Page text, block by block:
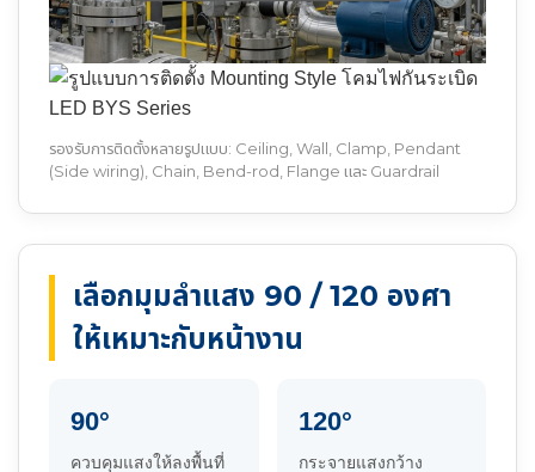
รองรับการติดตั้งหลายรูปแบบ: Ceiling, Wall, Clamp, Pendant
(Side wiring), Chain, Bend-rod, Flange และ Guardrail
เลือกมุมลำแสง 90 / 120 องศา
ให้เหมาะกับหน้างาน
90°
ควบคุมแสงให้ลงพื้นที่
120°
กระจายแสงกว้าง